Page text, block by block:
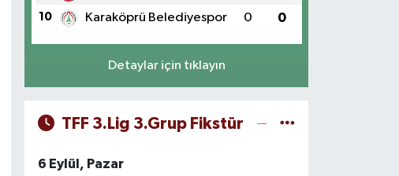
10 Karaköprü Belediyespor 0 0
Detaylar için tıklayın
TFF 3.Lig 3.Grup Fikstür
6 Eylül, Pazar